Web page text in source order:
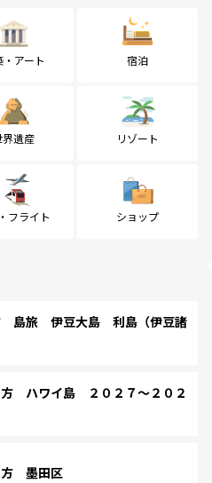
・アート 宿泊
界遺産 リゾート
フライト ショップ
島旅 伊豆大島 利島（伊豆諸
ハワイ島 ２０２７～２０２
方 墨田区